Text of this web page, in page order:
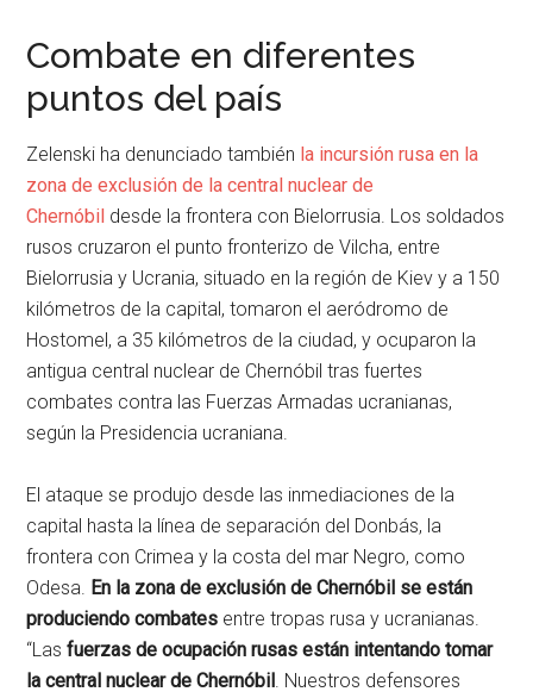
Combate en diferentes
puntos del país
Zelenski ha denunciado también la incursión rusa en la
zona de exclusión de la central nuclear de
Chernóbil desde la frontera con Bielorrusia. Los soldados
rusos cruzaron el punto fronterizo de Vilcha, entre
Bielorrusia y Ucrania, situado en la región de Kiev y a 150
kilómetros de la capital, tomaron el aeródromo de
Hostomel, a 35 kilómetros de la ciudad, y ocuparon la
antigua central nuclear de Chernóbil tras fuertes
combates contra las Fuerzas Armadas ucranianas,
según la Presidencia ucraniana.
El ataque se produjo desde las inmediaciones de la
capital hasta la línea de separación del Donbás, la
frontera con Crimea y la costa del mar Negro, como
Odesa. En la zona de exclusión de Chernóbil se están
produciendo combates entre tropas rusa y ucranianas.
“Lasfuerzas de ocupación rusas están intentando tomar
la central nuclear de Chernóbil . Nuestros defensores